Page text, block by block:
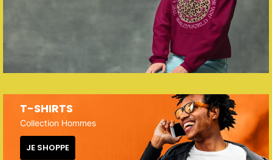
T-SHIRTS
Collection Hommes
JE SHOPPE